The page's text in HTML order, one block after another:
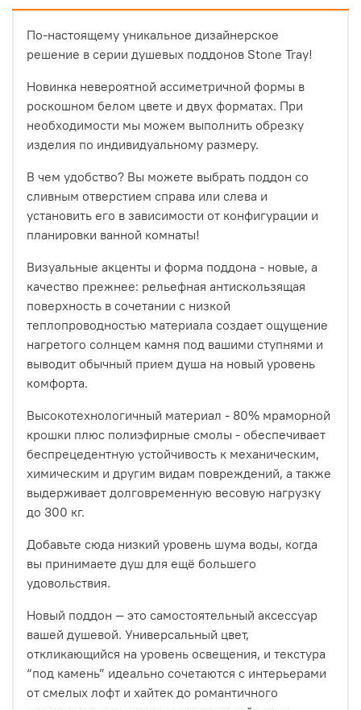
По-настоящему уникальное дизайнерское
решение в серии душевых поддонов Stone Tray!
Новинка невероятной ассиметричной формы в
роскошном белом цвете и двух форматах. При
необходимости мы можем выполнить обрезку
изделия по индивидуальному размеру.
В чем удобство? Вы можете выбрать поддон со
сливным отверстием справа или слева и
установить его в зависимости от конфигурации и
планировки ванной комнаты!
Визуальные акценты и форма поддона - новые, а
качество прежнее: рельефная антискользящая
поверхность в сочетании с низкой
теплопроводностью материала создает ощущение
нагретого солнцем камня под вашими ступнями и
выводит обычный прием душа на новый уровень
комфорта.
Высокотехнологичный материал - 80% мраморной
крошки плюс полиэфирные смолы - обеспечивает
беспрецедентную устойчивость к механическим,
химическим и другим видам повреждений, а также
выдерживает долговременную весовую нагрузку
до 300 кг.
Добавьте сюда низкий уровень шума воды, когда
вы принимаете душ для ещё большего
удовольствия.
Новый поддон — это самостоятельный аксессуар
вашей душевой. Универсальный цвет,
откликающийся на уровень освещения, и текстура
“под камень” идеально сочетаются с интерьерами
от смелых лофт и хайтек до романтичного